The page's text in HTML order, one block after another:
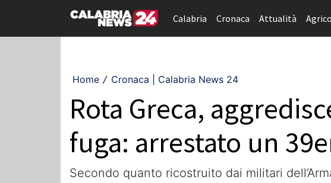
Calabria Cronaca Attualità
Home / Cronaca | Calabria News 24
Rota Greca,
fuga: arrestato un
Secondo quanto ricostruito dai militari